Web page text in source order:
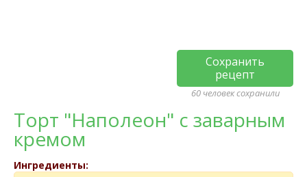
Сохранить
рецепт
60 человек сохранили
Торт "Наполеон" с заварным
кремом
Ингредиенты: